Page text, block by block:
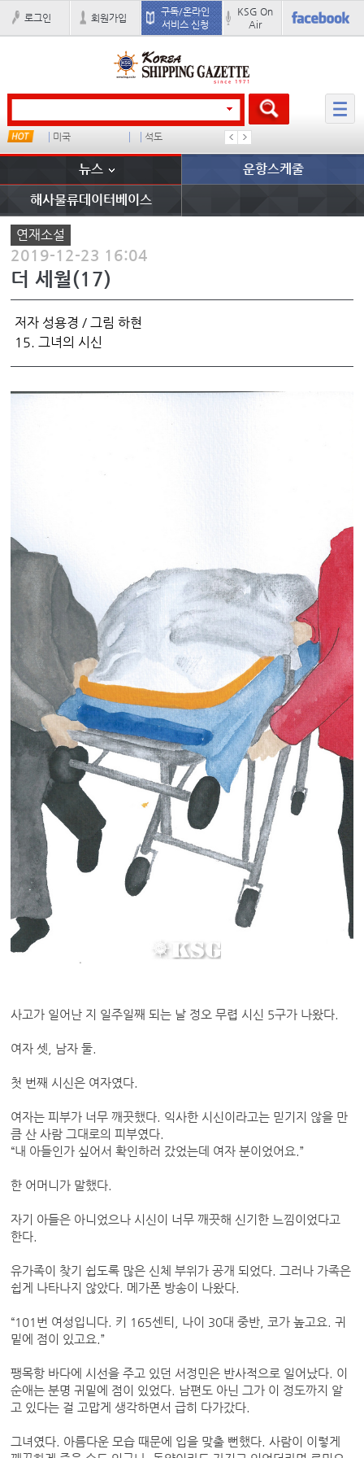
로그인 회원가입
구독/온라인
서비스 신청
KSG On
Air
미국 석도 컨테이너 임대사
뉴스 운항스케줄
해사물류데이터베이스
연재소설
2019-12-23 16:04
더 세월(17)
저자 성용경 / 그림 하현
15. 그녀의 시신
사고가 일어난 지 일주일째 되는 날 정오 무렵 시신 5구가 나왔다.
여자 셋, 남자 둘.
첫 번째 시신은 여자였다.
여자는 피부가 너무 깨끗했다. 익사한 시신이라고는 믿기지 않을 만
큼 산 사람 그대로의 피부였다.
“내 아들인가 싶어서 확인하러 갔었는데 여자 분이었어요.”
한 어머니가 말했다.
자기 아들은 아니었으나 시신이 너무 깨끗해 신기한 느낌이었다고
한다.
유가족이 찾기 쉽도록 많은 신체 부위가 공개 되었다. 그러나 가족은
쉽게 나타나지 않았다. 메가폰 방송이 나왔다.
“101번 여성입니다. 키 165센티, 나이 30대 중반, 코가 높고요. 귀
밑에 점이 있고요.”
팽목항 바다에 시선을 주고 있던 서정민은 반사적으로 일어났다. 이
순애는 분명 귀밑에 점이 있었다. 남편도 아닌 그가 이 정도까지 알
고 있다는 걸 고맙게 생각하면서 급히 다가갔다.
그녀였다. 아름다운 모습 때문에 입을 맞출 뻔했다. 사람이 이렇게